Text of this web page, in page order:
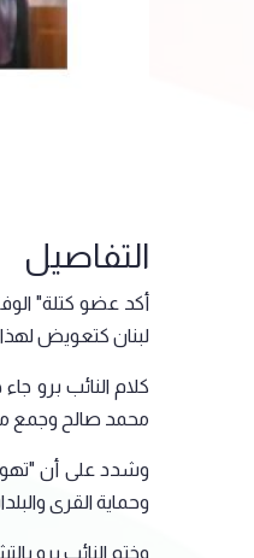
التفاصيل
أكد عضو كتلة"
لبنان كتعويض
كلام النائب برو
محمد صالح وجمع من
وشدد على أن
وحماية القرى
وختم النائب برو